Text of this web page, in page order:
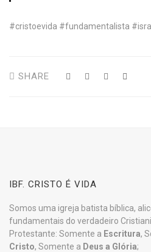
#cristoevida #fundamentalista
SHARE
IBF. CRISTO É VIDA
Somos uma igreja batista bíblica,
fundamentais do verdadeiro
Protestante: Somente a Escritura,
Cristo, Somente a Deus a Glória;